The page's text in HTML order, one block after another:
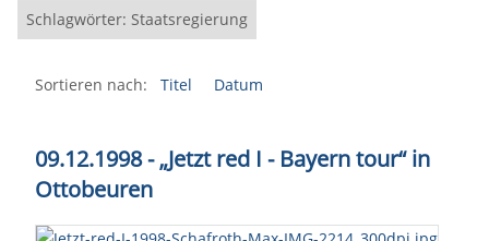
Schlagwörter: Staatsregierung
Sortieren nach: Titel Datum
09.12.1998 - „Jetzt red I - Bayern tour“ in
Ottobeuren